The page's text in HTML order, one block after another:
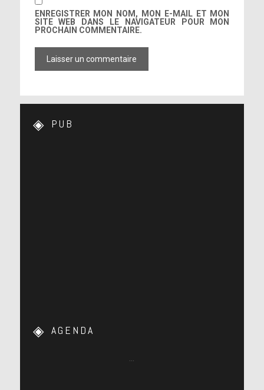
ENREGISTRER MON NOM, MON E-MAIL ET MON
SITE WEB DANS LE NAVIGATEUR POUR MON
PROCHAIN COMMENTAIRE.
PUB
AGENDA